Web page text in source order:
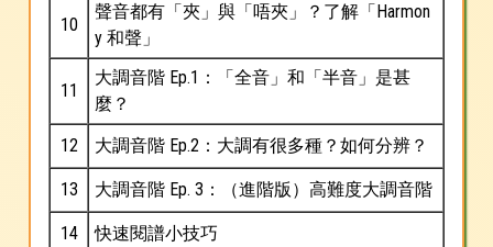
10
聲音都有「夾」與「唔夾」？了解「Harmon
y 和聲」
11
大調音階 Ep.1：「全音」和「半音」是甚
麼？
12
大調音階 Ep.2：大調有很多種？如何分辨？
13 大調音階 Ep. 3：（進階版）高難度大調音階
14 快速閱譜小技巧